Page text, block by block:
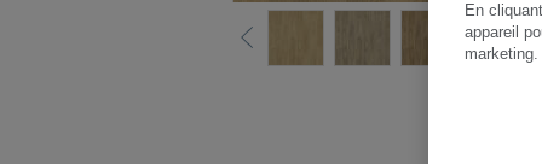
En
appareil
marketing.